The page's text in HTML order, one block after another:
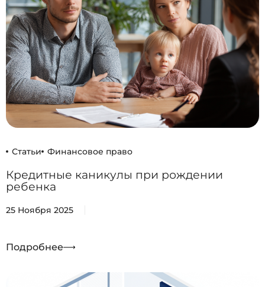
Статьи Финансовое право
Кредитные каникулы при рождении
ребенка
25 Ноября 2025
Подробнее